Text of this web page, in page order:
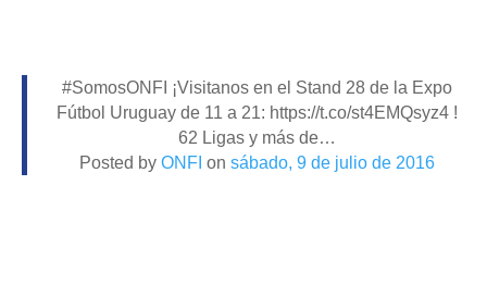
#SomosONFI ¡Visitanos en el Stand 28 de la Expo
Fútbol Uruguay de 11 a 21: https://t.co/st4EMQsyz4 !
62 Ligas y más de…
Posted by ONFI on sábado, 9 de julio de 2016